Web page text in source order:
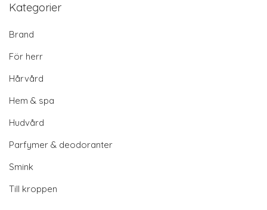
Kategorier
Brand
För herr
Hårvård
Hem & spa
Hudvård
Parfymer & deodoranter
Smink
Till kroppen